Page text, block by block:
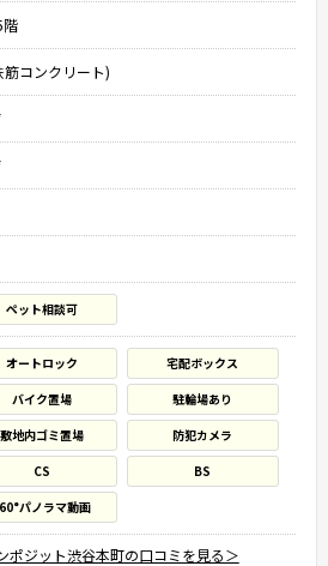
階
筋コンクリート)
ペット相談可
オートロック
宅配ボックス
バイク置場
駐輪場あり
敷地内ゴミ置場
防犯カメラ
CS
BS
パノラマ動画
ポジット渋谷本町の口コミを見る＞